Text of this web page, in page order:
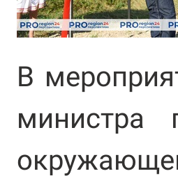
В
министра